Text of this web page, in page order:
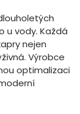
u vody. Každá
nejen
Výrobce
optimalizaci